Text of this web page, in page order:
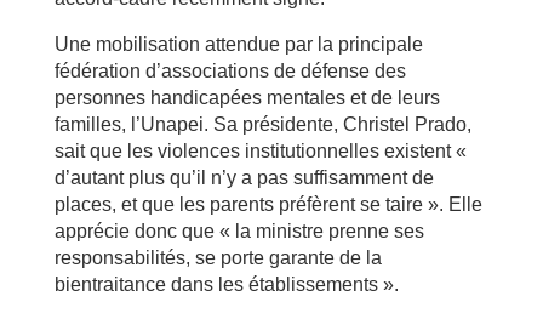
Une mobilisation attendue par la principale
fédération d’associations de défense des
personnes handicapées mentales et de leurs
familles, l’Unapei. Sa présidente, Christel Prado,
sait que les violences institutionnelles existent «
d’autant plus qu’il n’y a pas suffisamment de
places, et que les parents préfèrent se taire ». Elle
apprécie donc que « la ministre prenne ses
responsabilités, se porte garante de la
bientraitance dans les établissements ».